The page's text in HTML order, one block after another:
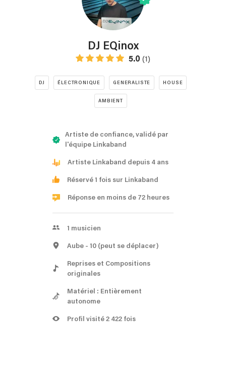
DJ EQinox
5.0 (1)
DJ ÉLECTRONIQUE GENERALISTE HOUSE
AMBIENT
Artiste de confiance, validé par
l'équipe Linkaband
Artiste Linkaband depuis 4 ans
Réservé 1 fois sur Linkaband
Réponse en moins de 72 heures
1 musicien
Aube - 10 (peut se déplacer)
Reprises et Compositions
originales
Matériel : Entièrement
autonome
Profil visité 2 422 fois